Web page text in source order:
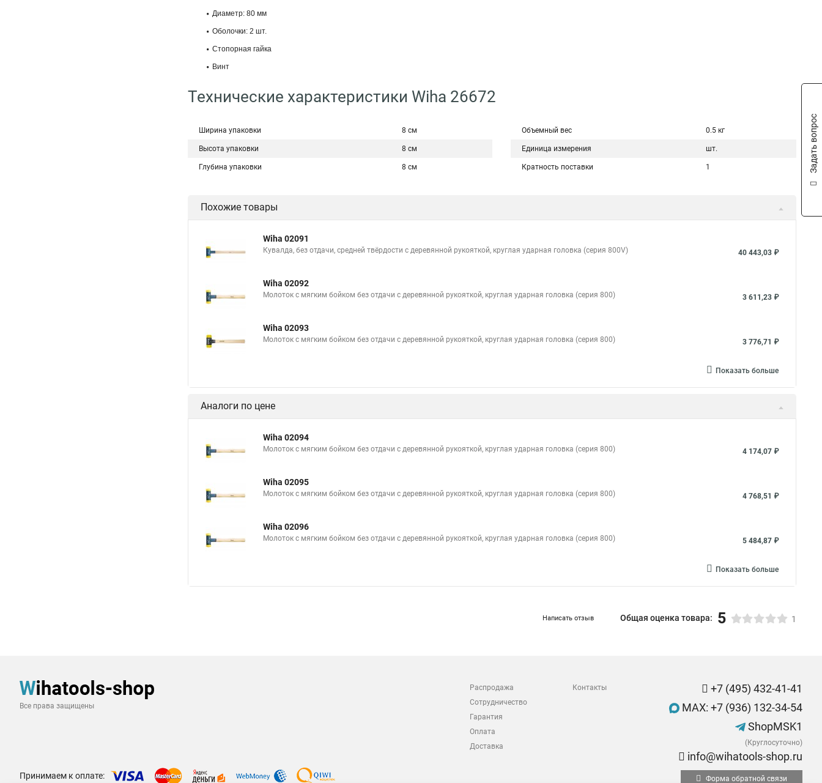
Диаметр: 80 мм
Оболочки: 2 шт.
Стопорная гайка
Винт
Технические характеристики Wiha 26672
Ширина упаковки 8 см
Высота упаковки 8 см
Глубина упаковки 8 см
Объемный вес 0.5 кг
Единица измерения шт.
Кратность поставки 1
Похожие товары
Wiha 02091
Кувалда, без отдачи, средней твёрдости с деревянной рукояткой, круглая ударная головка (серия 800V) 40 443,03 ₽
Wiha 02092
Молоток с мягким бойком без отдачи с деревянной рукояткой, круглая ударная головка (серия 800) 3 611,23 ₽
Wiha 02093
Молоток с мягким бойком без отдачи с деревянной рукояткой, круглая ударная головка (серия 800) 3 776,71 ₽
Показать больше
Аналоги по цене
Wiha 02094
Молоток с мягким бойком без отдачи с деревянной рукояткой, круглая ударная головка (серия 800) 4 174,07 ₽
Wiha 02095
Молоток с мягким бойком без отдачи с деревянной рукояткой, круглая ударная головка (серия 800) 4 768,51 ₽
Wiha 02096
Молоток с мягким бойком без отдачи с деревянной рукояткой, круглая ударная головка (серия 800) 5 484,87 ₽
Показать больше
Написать отзыв Общая оценка товара: 5 1
Все права защищены
Распродажа
Сотрудничество
Гарантия
Оплата
Доставка
Контакты
+7 (495) 432-41-41
MAX: +7 (936) 132-34-54
ShopMSK1
(Круглосуточно)
info@wihatools-shop.ru
Принимаем к оплате: Форма обратной связи
Задать вопрос